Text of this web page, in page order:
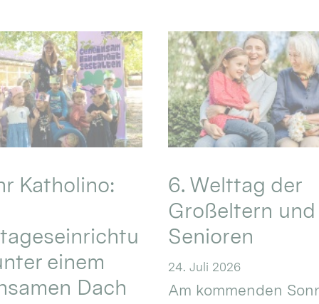
Katholino:
einem
Dach
6. Welttag der
Großeltern und
Senioren
24. Juli 2026
Am kommenden